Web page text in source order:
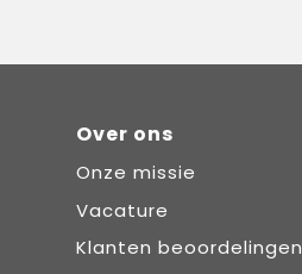
Over ons
Onze missie
Vacature
Klanten beoordelingen